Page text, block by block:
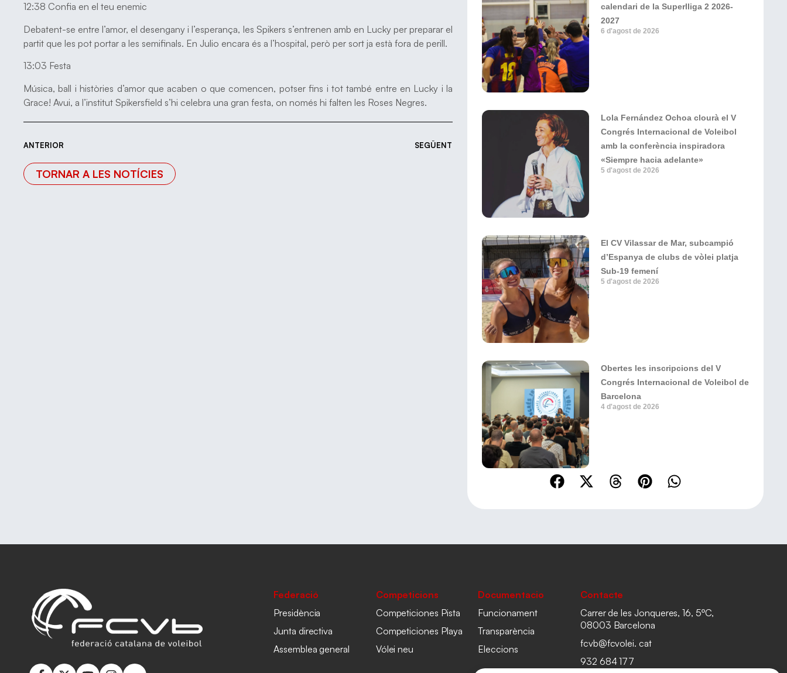
12:38 Confia en el teu enemic
Debatent-se entre l’amor, el desengany i l’esperança, les Spikers s’entrenen amb en Lucky per preparar el
partit que les pot portar a les semifinals. En Julio encara és a l’hospital, però per sort ja està fora de perill.
13:03 Festa
Música, ball i històries d’amor que acaben o que comencen, potser fins i tot també entre en Lucky i la
Grace! Avui, a l’institut Spikersfield s’hi celebra una gran festa, on només hi falten les Roses Negres.
ANTERIOR SEGÜENT
TORNAR A LES NOTÍCIES
calendari de la Superlliga 2 2026-
2027
6 d'agost de 2026
Lola Fernández Ochoa clourà el V
Congrés Internacional de Voleibol
amb la conferència inspiradora
«Siempre hacia adelante»
5 d'agost de 2026
El CV Vilassar de Mar, subcampió
d’Espanya de clubs de vòlei platja
Sub-19 femení
5 d'agost de 2026
Obertes les inscripcions del V
Congrés Internacional de Voleibol de
Barcelona
4 d'agost de 2026
Federació
Presidència
Junta directiva
Assemblea general
Competicions
Competiciones Pista
Competiciones Playa
Vólei neu
Documentacio
Funcionament
Transparència
Eleccions
Contacte
Carrer de les Jonqueres, 16, 5ºC,
08003 Barcelona
fcvb@fcvolei. cat
932 684 177